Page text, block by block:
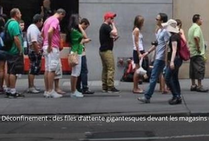
Déconfinement : des files d’attente gigantesques devant les magasins